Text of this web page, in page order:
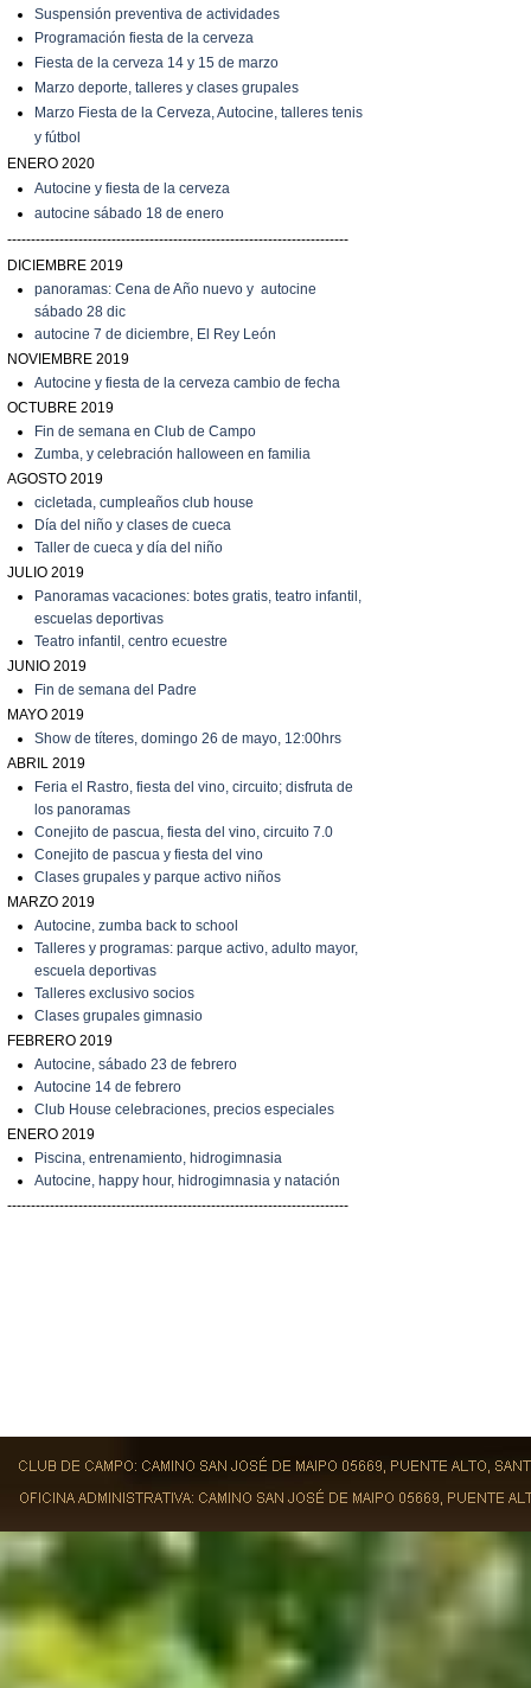
Suspensión preventiva de actividades
Programación fiesta de la cerveza
Fiesta de la cerveza 14 y 15 de marzo
Marzo deporte, talleres y clases grupales
Marzo Fiesta de la Cerveza, Autocine, talleres tenis
y fútbol
ENERO 2020
Autocine y fiesta de la cerveza
autocine sábado 18 de enero
------------------------------------------------------------------------
DICIEMBRE 2019
panoramas: Cena de Año nuevo y autocine
sábado 28 dic
autocine 7 de diciembre, El Rey León
NOVIEMBRE 2019
Autocine y fiesta de la cerveza cambio de fecha
OCTUBRE 2019
Fin de semana en Club de Campo
Zumba, y celebración halloween en familia
AGOSTO 2019
cicletada, cumpleaños club house
Día del niño y clases de cueca
Taller de cueca y día del niño
JULIO 2019
Panoramas vacaciones: botes gratis, teatro infantil,
escuelas deportivas
Teatro infantil, centro ecuestre
JUNIO 2019
Fin de semana del Padre
MAYO 2019
Show de títeres, domingo 26 de mayo, 12:00hrs
ABRIL 2019
Feria el Rastro, fiesta del vino, circuito; disfruta de
los panoramas
Conejito de pascua, fiesta del vino, circuito 7.0
Conejito de pascua y fiesta del vino
C lases grupales y parque activo niños
MARZO 2019
Autocine, zumba back to school
Talleres y programas: parque activo, adulto mayor,
escuela deportivas
Talleres exclusivo socios
C lases grupales gimnasio
FEBRERO 2019
Autocine, sábado 23 de febrero
Autocine 14 de febrero
Club House celebraciones, precios especiales
ENERO 2019
Piscina, entrenamiento, hidrogimnasia
Autocine, happy hour, hidrogimnasia y natación
------------------------------------------------------------------------